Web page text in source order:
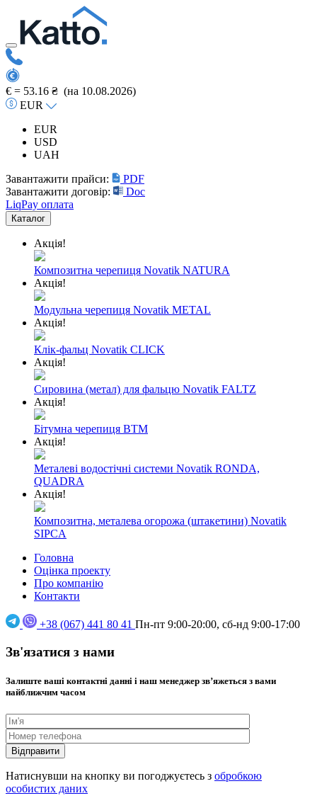
€ = 53.16 ₴ (на 10.08.2026)
EUR
EUR
USD
UAH
Завантажити прайси:
PDF
Завантажити договір:
Doc
LiqPay оплата
Каталог
Акція!
Композитна черепиця Novatik NATURA
Акція!
Модульна черепиця Novatik METAL
Акція!
Клік-фальц Novatik CLICK
Акція!
Сировина (метал) для фальцю Novatik FALTZ
Акція!
Бітумна черепиця BTM
Акція!
Металеві водостічні системи Novatik RONDA,
QUADRA
Акція!
Композитна, металева огорожа (штакетини) Novatik
SIPCA
Головна
Оцінка проекту
Про компанію
Контакти
+38 (067) 441 80 41 Пн-пт 9:00-20:00, сб-нд 9:00-17:00
Зв'язатися з нами
Залиште ваші контактні данні і наш менеджер звʼяжеться з вами
найближчим часом
Натиснувши на кнопку ви погоджуєтесь з обробкою
особистих даних